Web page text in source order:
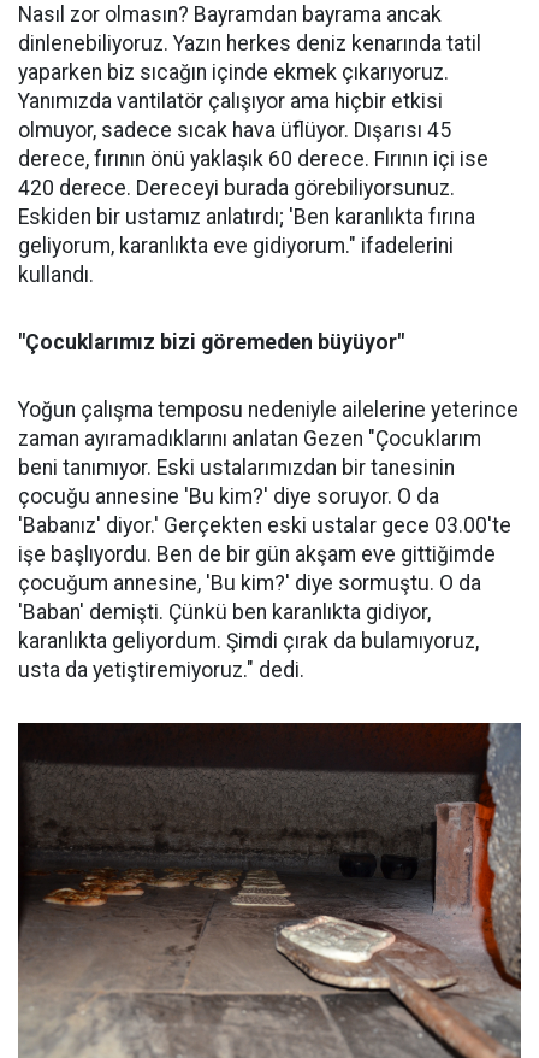
Nasıl zor olmasın? Bayramdan bayrama ancak
dinlenebiliyoruz. Yazın herkes deniz kenarında tatil
yaparken biz sıcağın içinde ekmek çıkarıyoruz.
Yanımızda vantilatör çalışıyor ama hiçbir etkisi
olmuyor, sadece sıcak hava üflüyor. Dışarısı 45
derece, fırının önü yaklaşık 60 derece. Fırının içi ise
420 derece. Dereceyi burada görebiliyorsunuz.
Eskiden bir ustamız anlatırdı; 'Ben karanlıkta fırına
geliyorum, karanlıkta eve gidiyorum." ifadelerini
kullandı.
"Çocuklarımız bizi göremeden büyüyor"
Yoğun çalışma temposu nedeniyle ailelerine yeterince
zaman ayıramadıklarını anlatan Gezen "Çocuklarım
beni tanımıyor. Eski ustalarımızdan bir tanesinin
çocuğu annesine 'Bu kim?' diye soruyor. O da
'Babanız' diyor.' Gerçekten eski ustalar gece 03.00'te
işe başlıyordu. Ben de bir gün akşam eve gittiğimde
çocuğum annesine, 'Bu kim?' diye sormuştu. O da
'Baban' demişti. Çünkü ben karanlıkta gidiyor,
karanlıkta geliyordum. Şimdi çırak da bulamıyoruz,
usta da yetiştiremiyoruz." dedi.